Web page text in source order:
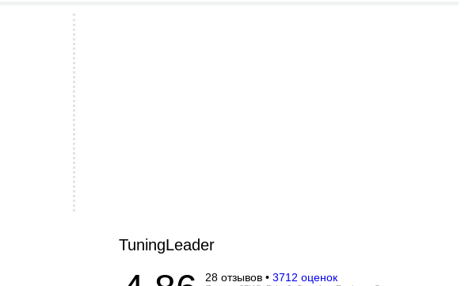
TuningLeader
28 отзывов • 3712 оценок